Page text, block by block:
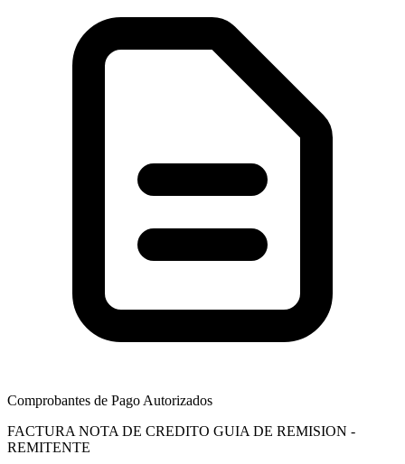
Comprobantes de Pago Autorizados
FACTURA NOTA DE CREDITO GUIA DE REMISION -
REMITENTE